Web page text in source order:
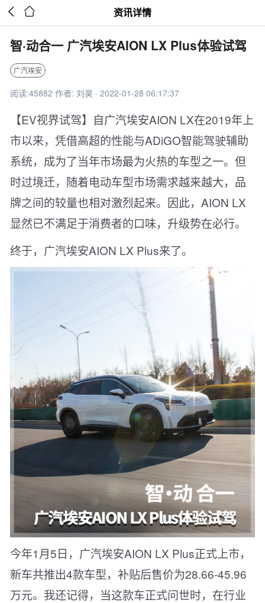
  资讯详情
智·动合一 广汽埃安AION LX Plus体验试驾
广汽埃安
阅读:45882 作者: 刘昊 · 2022-01-28 06:17:37
【EV视界试驾】自广汽埃安AION LX在2019年上
市以来，凭借高超的性能与ADiGO智能驾驶辅助
系统，成为了当年市场最为火热的车型之一。但
时过境迁，随着电动车型市场需求越来越大，品
牌之间的较量也相对激烈起来。因此，AION LX
显然已不满足于消费者的口味，升级势在必行。
终于，广汽埃安AION LX Plus来了。
今年1月5日，广汽埃安AION LX Plus正式上市，
新车共推出4款车型，补贴后售价为28.66-45.96
万元。我还记得，当这款车正式问世时，在行业